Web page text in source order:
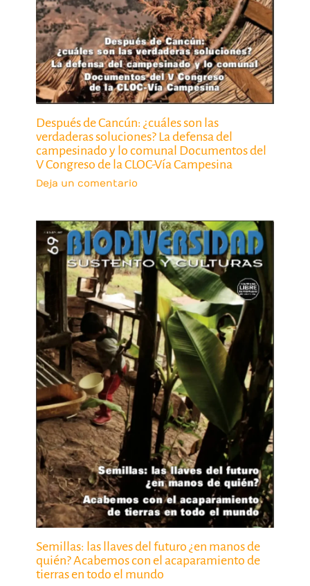
Después de Cancún: ¿cuáles son las
verdaderas soluciones? La defensa del
campesinado y lo comunal Documentos del
V Congreso de la CLOC-Vía Campesina
Deja un comentario
Semillas: las llaves del futuro ¿en manos de
quién? Acabemos con el acaparamiento de
tierras en todo el mundo